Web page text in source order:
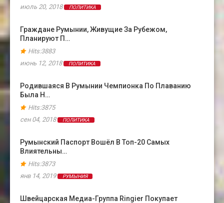
июль 20, 2018
ПОЛИТИКА
Граждане Румынии, Живущие За Рубежом,
Планируют П…
Hits:3883
июнь 12, 2018
ПОЛИТИКА
Родившаяся В Румынии Чемпионка По Плаванию
Была Н…
Hits:3875
сен 04, 2018
ПОЛИТИКА
Румынский Паспорт Вошёл В Топ-20 Самых
Влиятельны…
Hits:3873
янв 14, 2019
РУМЫНИЯ
Швейцарская Медиа-Группа Ringier Покупает